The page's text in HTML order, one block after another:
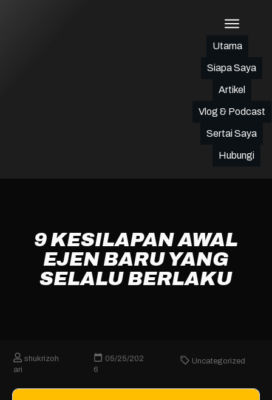
Utama
Siapa Saya
Artikel
Vlog & Podcast
Sertai Saya
Hubungi
9 KESILAPAN AWAL
EJEN BARU YANG
SELALU BERLAKU
shukrizoh
ari
05/25/202
6
Uncategorized